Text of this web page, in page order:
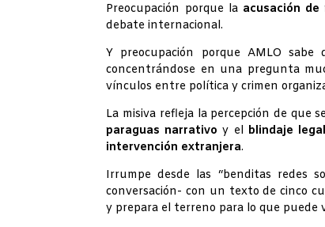
Preocupación porque la acusación de
debate internacional.
Y preocupación porque AMLO sabe
concentrándose en una pregunta
vínculos entre política y crimen
La misiva refleja la percepción de que
paraguas narrativo y el blindaje legal
intervención extranjera.
Irrumpe desde las “benditas redes
conversación- con un texto de cinco
y prepara el terreno para lo que puede